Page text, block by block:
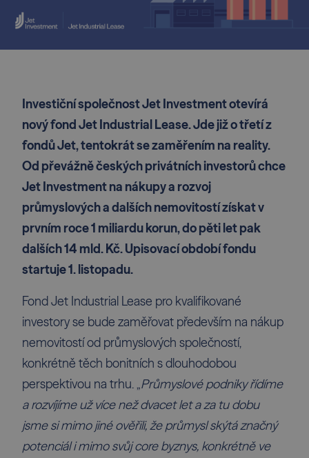
Investiční společnost Jet Investment otevírá
nový fond Jet Industrial Lease. Jde již o třetí z
fondů Jet, tentokrát se zaměřením na reality.
Od převážně českých privátních investorů chce
Jet Investment na nákupy a rozvoj
průmyslových a dalších nemovitostí získat v
prvním roce 1 miliardu korun, do pěti let pak
dalších 14 mld. Kč. Upisovací období fondu
startuje 1. listopadu.
Fond Jet Industrial Lease pro kvalifikované
investory se bude zaměřovat především na nákup
nemovitostí od průmyslových společností,
konkrétně těch bonitních s dlouhodobou
perspektivou na trhu. „Průmyslové podniky řídíme
a rozvíjíme už více než dvacet let a za tu dobu
jsme si mimo jiné ověřili, že průmysl skýtá značný
potenciál i mimo svůj core byznys, konkrétně ve